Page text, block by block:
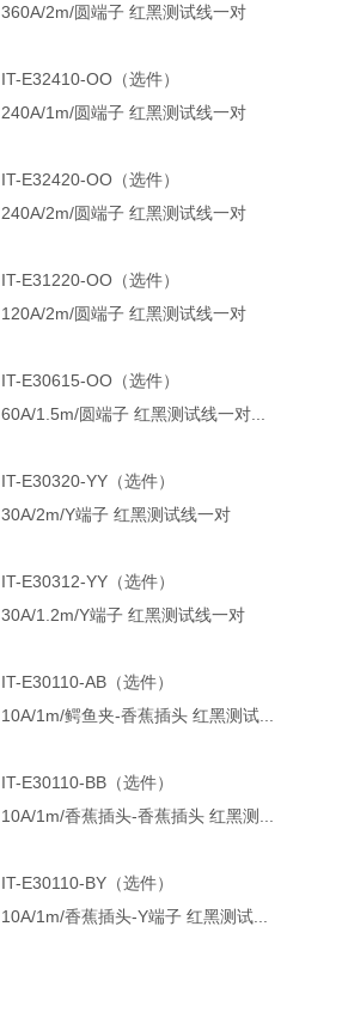
360A/2m/圆端子 红黑测试线一对
IT-E32410-OO（选件）
240A/1m/圆端子 红黑测试线一对
IT-E32420-OO（选件）
240A/2m/圆端子 红黑测试线一对
IT-E31220-OO（选件）
120A/2m/圆端子 红黑测试线一对
IT-E30615-OO（选件）
60A/1.5m/圆端子 红黑测试线一对...
IT-E30320-YY（选件）
30A/2m/Y端子 红黑测试线一对
IT-E30312-YY（选件）
30A/1.2m/Y端子 红黑测试线一对
IT-E30110-AB（选件）
10A/1m/鳄鱼夹-香蕉插头 红黑测试...
IT-E30110-BB（选件）
10A/1m/香蕉插头-香蕉插头 红黑测...
IT-E30110-BY（选件）
10A/1m/香蕉插头-Y端子 红黑测试...